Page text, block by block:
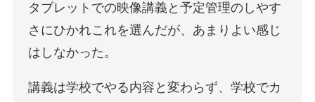
タブレットでの映像講義と予定管理のしやす
さにひかれこれを選んだが、あまりよい感じ
はしなかった。
講義は学校でやる内容と変わらず、学校でカ